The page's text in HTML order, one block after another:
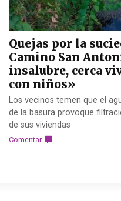
Quejas por la
Camino San
insalubre, cerca
con niños»
Los vecinos temen que el
de la basura provoque
de sus viviendas
Comentar